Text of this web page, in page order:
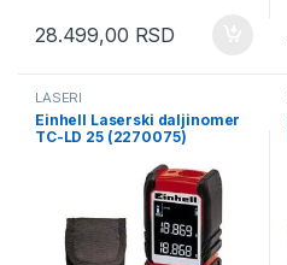
28.499,00 RSD
LASERI
Einhell Laserski daljinomer
TC-LD 25 (2270075)